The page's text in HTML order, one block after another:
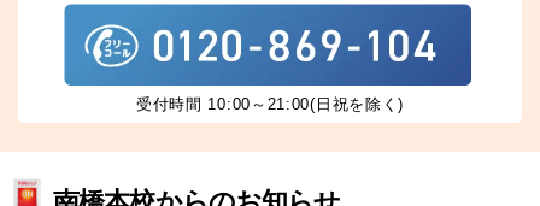
受付時間 10:00～21:00(日祝を除く)